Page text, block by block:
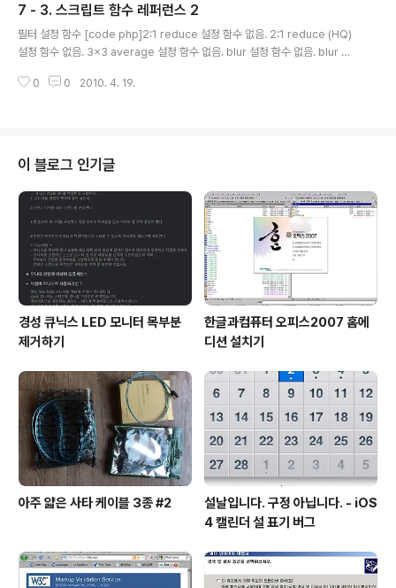
디버그 출력으로 인쇄한다. [code php]void messagebox(stri..
7 - 3. 스크립트 함수 레퍼런스 2
필터 설정 함수 [code php]2:1 reduce 설정 함수 없음. 2:1 reduce (HQ)
설정 함수 없음. 3x3 average 설정 함수 없음. blur 설정 함수 없음. blur m
h, int power); brightness/contrast void Config(int brightness, int c
0 0 2010. 4. 19.
이 블로그 인기글
경성 큐닉스 LED 모니터 목부분
제거하기
한글과컴퓨터 오피스2007 홈에
디션 설치기
아주 얇은 사타 케이블 3종 #2
설날입니다. 구정 아닙니다. - iOS
4 캘린더 설 표기 버그